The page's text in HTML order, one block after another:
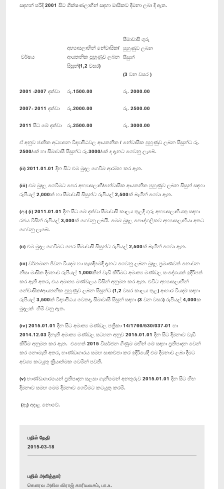
සඳහන් පරිදි 2001 සිට ශික්ෂණලාභීන් සඳහා මාසිකව දීමනා ලබා දී ඇත.
වර්ෂය
අභ්‍යාසලාභීන් නේවාසික/
ආයතනික පුහුණුව ලබන
සිසුන්(1,2 වසර)
සීමාවාසී ගුරු
පුහුණුව ලබන
සිසුන්
(3 වන වසර )
2001 -2007 දක්වා රු.1500.00 රු. 2000.00
2007- 2011 දක්වා රු.2000.00 රු. 2500.00
2011 සිට මේ දක්වා රු.2500.00 රු. 3000.00
ඒ අනුව ජාතික අධ්‍යාපන විද්‍යාපීඨවල ආයතනික / නේවාසික පුහුණුව ලබන සිසුන්ට රු.
2500/-ක් හා සීමාවාසී සිසුන්ට රු.3000/-ක් ද දැනට ගෙවනු ලැබේ.
(ii) 2011.01.01 දින සිට එම මුදල ගෙවීම ආරම්භ කර ඇත.
(iii) එම මුදල ගෙවීමට පෙර අභ්‍යාසලාභී/නේවාසික ආයතනික පුහුණුව ලබන සිසුන් සඳහා
රුපියල් 2,000ක් හා සීමාවාසී සිසුන්ට රුපියල් 2,500ක් බැගින් ගෙවා ඇත.
(ආ) (i) 2011.01.01 දින සිට මේ දක්වා සීමාවාසී කාලය තුළදී ගුරු අභ්‍යාසලාභියකු සඳහා
රජය විසින් රුපියල් 3,000ක් ගෙවනු ලබයි. මෙම මුදල පෞද්ගලිකව අභ්‍යාසලාභියා අතට
ගෙවනු ලැබේ.
(ii) එම මුදල ගෙවීමට පෙර සීමාවාසී සිසුන්ට රුපියල් 2,500ක් බැගින් ගෙවා ඇත.
(iii) වර්තමාන ජීවන වියදම හා සැසඳීමේදී දැනට ගෙවනු ලබන මුදල ‍ප්‍රමාණවත් නොවන
නිසා මාසික දීමනාව රුපියල් 1,000කින් වැඩි කිරීමට අමාත්‍ය මණ්ඩල සංදේශයක් ඉදිරිපත්
කර ඇති අතර, එය අමාත්‍ය මණ්ඩලය විසින් අනුමත කර ඇත. එවිට අභ්‍යාසලාභීන්
නේවාසික/ආයතනික පුහුණුව ලබන සිසුන්ට (1,2 වසර කාලය තුළ) ආහාර වියදම් සඳහා
රුපියල් 3,500ක් විද්‍යාපීඨය වෙතද, සීමාවාසී සිසුන් සඳහා (3 වන වසර) රුපියල් 4,000ක
මුදලක් හිමි වනු ඇත.
(iv) 2015.01.01 දින සිට අමාත්‍ය මණ්ඩල පත්‍රිකා 14/1766/530/037-01 හා
2014.12.03 දිනැති අමාත්‍ය මණ්ඩල සටහන අනුව 2015.01.01 දින සිට දීමනාව වැඩි
කිරීම අනුමත කර ඇත. එහෙත් 2015 විසර්ජන ගිණුම මඟින් මේ සඳහා ප්‍රතිපාදන වෙන්
කර නොමැති අතර, භාණ්ඩාගාරය සමඟ සාකච්ඡා කර ඉදිරියේදී එම දීමනාව ලබා දීමට
අවශ්‍ය කටයුතු ක්‍රියාත්මක වෙමින් පවතී.
(v) භාණ්ඩාගාරයෙන් ප්‍රතිපාදන සලසා ගැනීමෙන් අනතුරුව 2015.01.01 දින සිට හිඟ
දීමනාව සමඟ මෙම දීමනාව ගෙවීමට කටයුතු කරමි.
(ඇ) අදාළ නොවේ.
பதில் தேதி
2015-03-18
பதில் அளித்தார்
கௌரவ அகில விராஜ் காரியவசம், பா.உ.